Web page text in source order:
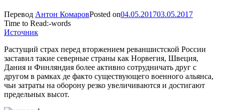
Перевод Антон КомаровPosted on04.05.201703.05.2017
Time to Read:-words
Источник
Растущий страх перед вторжением реваншистской России
заставил такие северные страны как Норвегия, Швеция,
Дания и Финляндия более активно сотрудничать друг с
другом в рамках де факто существующего военного альянса,
чьи затраты на оборону резко увеличиваются и достигают
предельных высот.